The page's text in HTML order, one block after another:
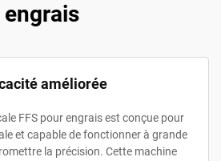
engrais
améliorée
FFS pour engrais est conçue pour
et capable de fonctionner à grande
la précision. Cette machine